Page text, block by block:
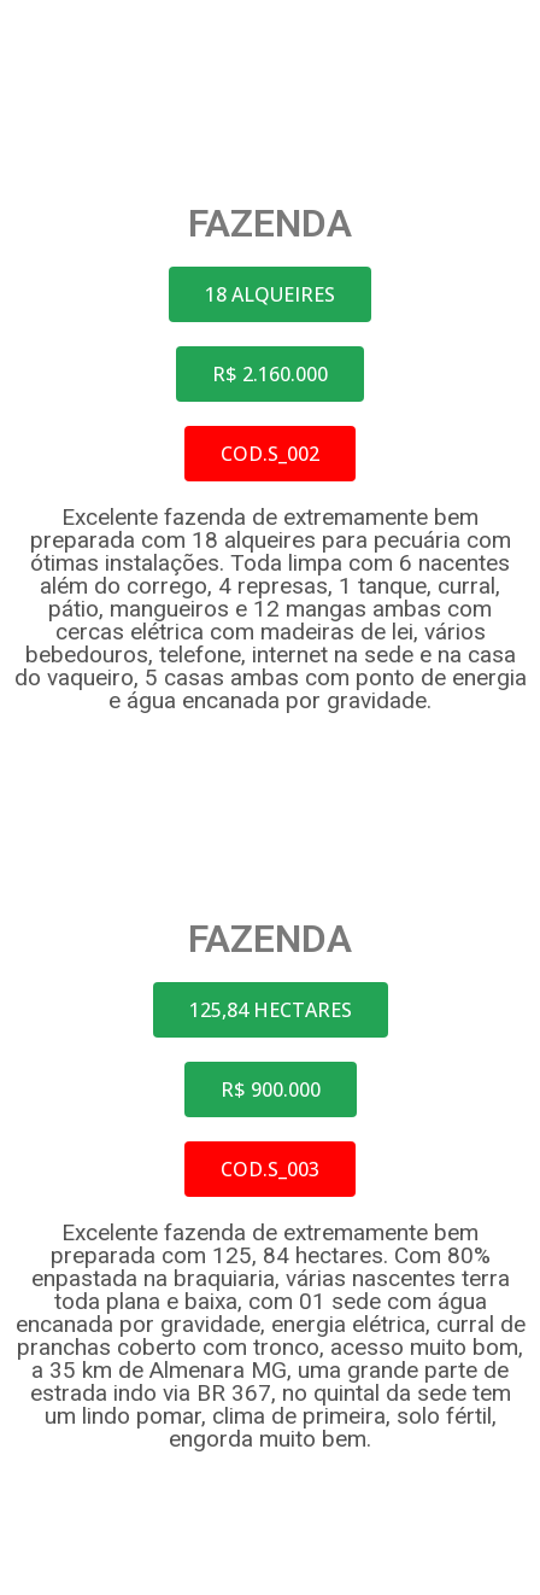
FAZENDA
18 ALQUEIRES
R$ 2.160.000
COD.S_002
Excelente fazenda de extremamente bem
preparada com 18 alqueires para pecuária com
ótimas instalações. Toda limpa com 6 nacentes
além do corrego, 4 represas, 1 tanque, curral,
pátio, mangueiros e 12 mangas ambas com
cercas elétrica com madeiras de lei, vários
bebedouros, telefone, internet na sede e na casa
do vaqueiro, 5 casas ambas com ponto de energia
e água encanada por gravidade.
FAZENDA
125,84 HECTARES
R$ 900.000
COD.S_003
Excelente fazenda de extremamente bem
preparada com 125, 84 hectares. Com 80%
enpastada na braquiaria, várias nascentes terra
toda plana e baixa, com 01 sede com água
encanada por gravidade, energia elétrica, curral de
pranchas coberto com tronco, acesso muito bom,
a 35 km de Almenara MG, uma grande parte de
estrada indo via BR 367, no quintal da sede tem
um lindo pomar, clima de primeira, solo fértil,
engorda muito bem.